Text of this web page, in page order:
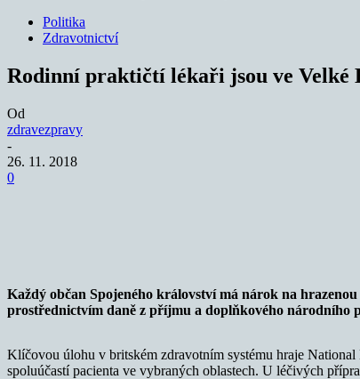
Politika
Zdravotnictví
Rodinní praktičtí lékaři jsou ve Velké
Od
zdravezpravy
-
26. 11. 2018
0
Každý občan Spojeného království má nárok na
prostřednictvím daně z příjmu a doplňkového národního
Klíčovou úlohu v britském zdravotním systému hraje
spoluúčastí pacienta ve vybraných oblastech. U léčivých